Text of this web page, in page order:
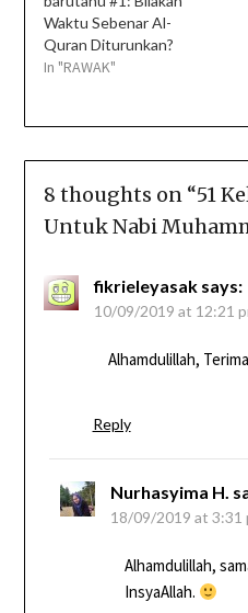
Waktu Sebenar Al-
Quran Diturunkan?
In "RAWAK"
8 thoughts on “51
Untuk Nabi
fikrieleyasak says:
10/09/2019 at 12:21
Alhamdulillah,
Reply
Nurhasyima H.
18/09/2019 at 3:31
Alhamdulillah,
InsyaAllah.